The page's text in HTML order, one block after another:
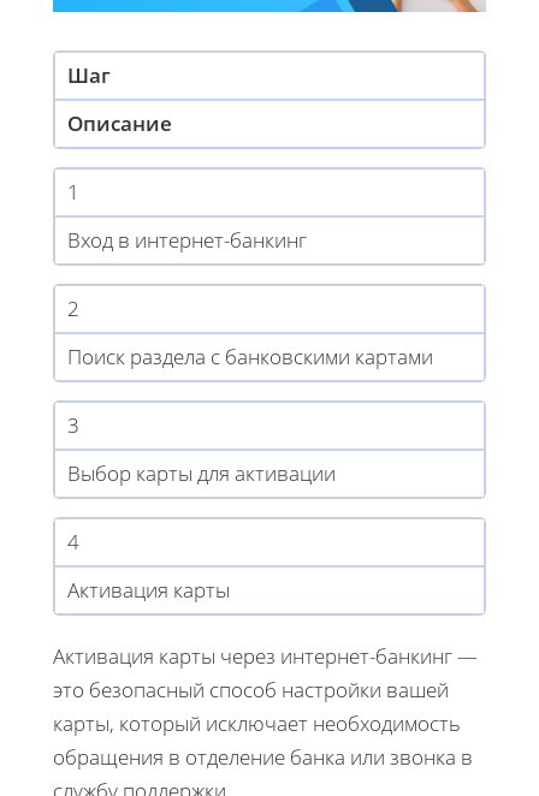
Шаг
Описание
1
Вход в интернет-банкинг
2
Поиск раздела с банковскими картами
3
Выбор карты для активации
4
Активация карты
Активация карты через интернет-банкинг —
это безопасный способ настройки вашей
карты, который исключает необходимость
обращения в отделение банка или звонка в
службу поддержки.